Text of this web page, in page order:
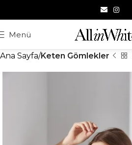
Menü
Ana Sayfa Keten Gömlekler